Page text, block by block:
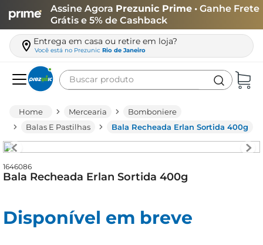
Assine Agora Prezunic Prime • Ganhe Frete
Grátis e 5% de Cashback
Entrega em casa ou retire em loja?
Você está no Prezunic Rio de Janeiro
Buscar produto
Mercearia
Bomboniere
Balas E Pastilhas
Bala Recheada Erlan Sortida 400g
1646086
Bala Recheada Erlan Sortida 400g
Disponível em breve
leite
queijo
azeite